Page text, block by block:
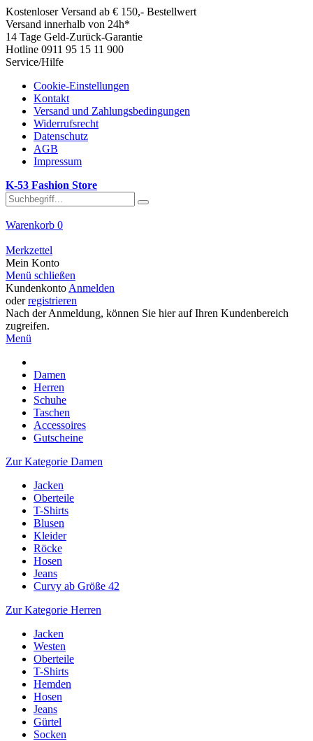
Kostenloser Versand ab € 150,- Bestellwert
Versand innerhalb von 24h*
14 Tage Geld-Zurück-Garantie
Hotline 0911 95 15 11 900
Service/Hilfe
Cookie-Einstellungen
Kontakt
Versand und Zahlungsbedingungen
Widerrufsrecht
Datenschutz
AGB
Impressum
K-53 Fashion Store
Warenkorb 0
Merkzettel
Mein Konto
Menü schließen
Kundenkonto Anmelden
oderregistrieren
Nach der Anmeldung, können Sie hier auf Ihren Kundenbereich
zugreifen.
Menü
Damen
Herren
Schuhe
Taschen
Accessoires
Gutscheine
Zur Kategorie Damen
Jacken
Oberteile
T-Shirts
Blusen
Kleider
Röcke
Hosen
Jeans
Curvy ab Größe 42
Zur Kategorie Herren
Jacken
Westen
Oberteile
T-Shirts
Hemden
Hosen
Jeans
Gürtel
Socken